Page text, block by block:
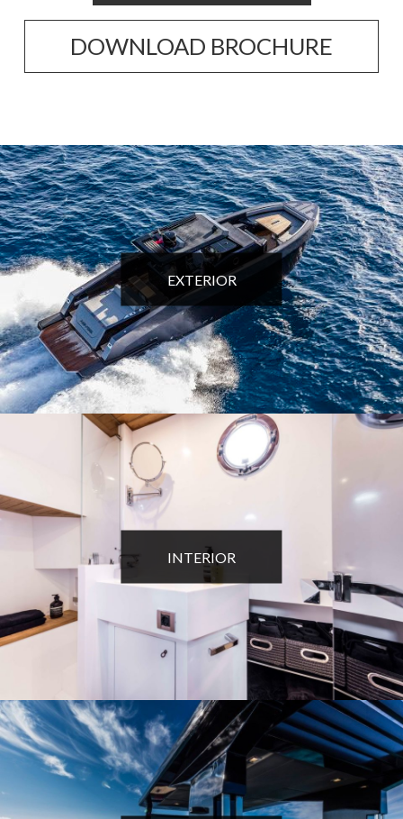
DOWNLOAD BROCHURE
EXTERIOR
INTERIOR